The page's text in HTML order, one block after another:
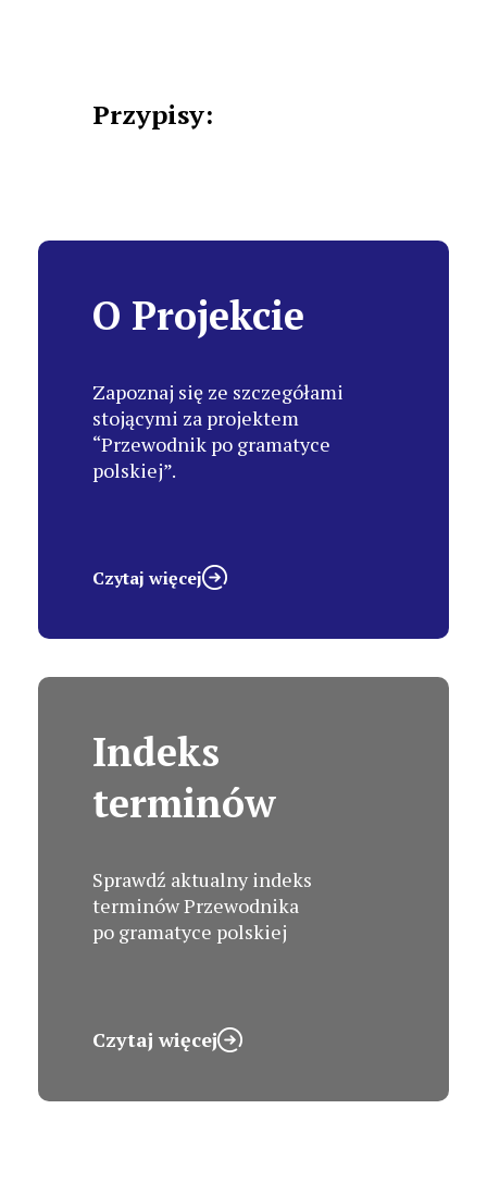
Przypisy:
O Projekcie
Zapoznaj się ze szczegółami
stojącymi za projektem
“Przewodnik po gramatyce
polskiej”.
Czytaj więcej
Indeks
terminów
Sprawdź aktualny indeks
terminów Przewodnika
po gramatyce polskiej
Czytaj więcej